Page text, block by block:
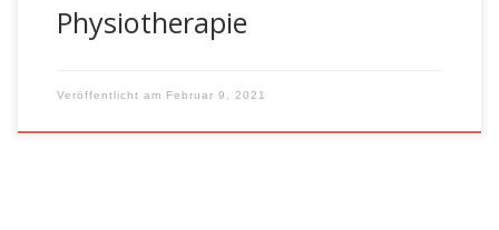
Physiotherapie
Veröffentlicht am Februar 9, 2021